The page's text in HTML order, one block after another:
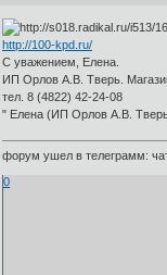
http://100-kpd.ru/
С уважением, Елена.
ИП Орлов А.В. Тверь.
тел. 8 (4822) 42-24-08
" Елена (ИП Орлов А.В.
форум ушел в телеграмм:
0